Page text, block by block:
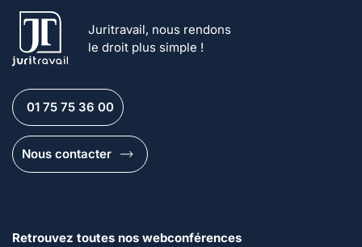
Juritravail, nous rendons
le droit plus simple !
01 75 75 36 00
Nous contacter
Retrouvez toutes nos webconférences